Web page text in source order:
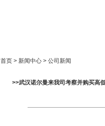
首页 > 新闻中心 > 公司新闻
>>武汉诺尔曼来我司考察并购买高